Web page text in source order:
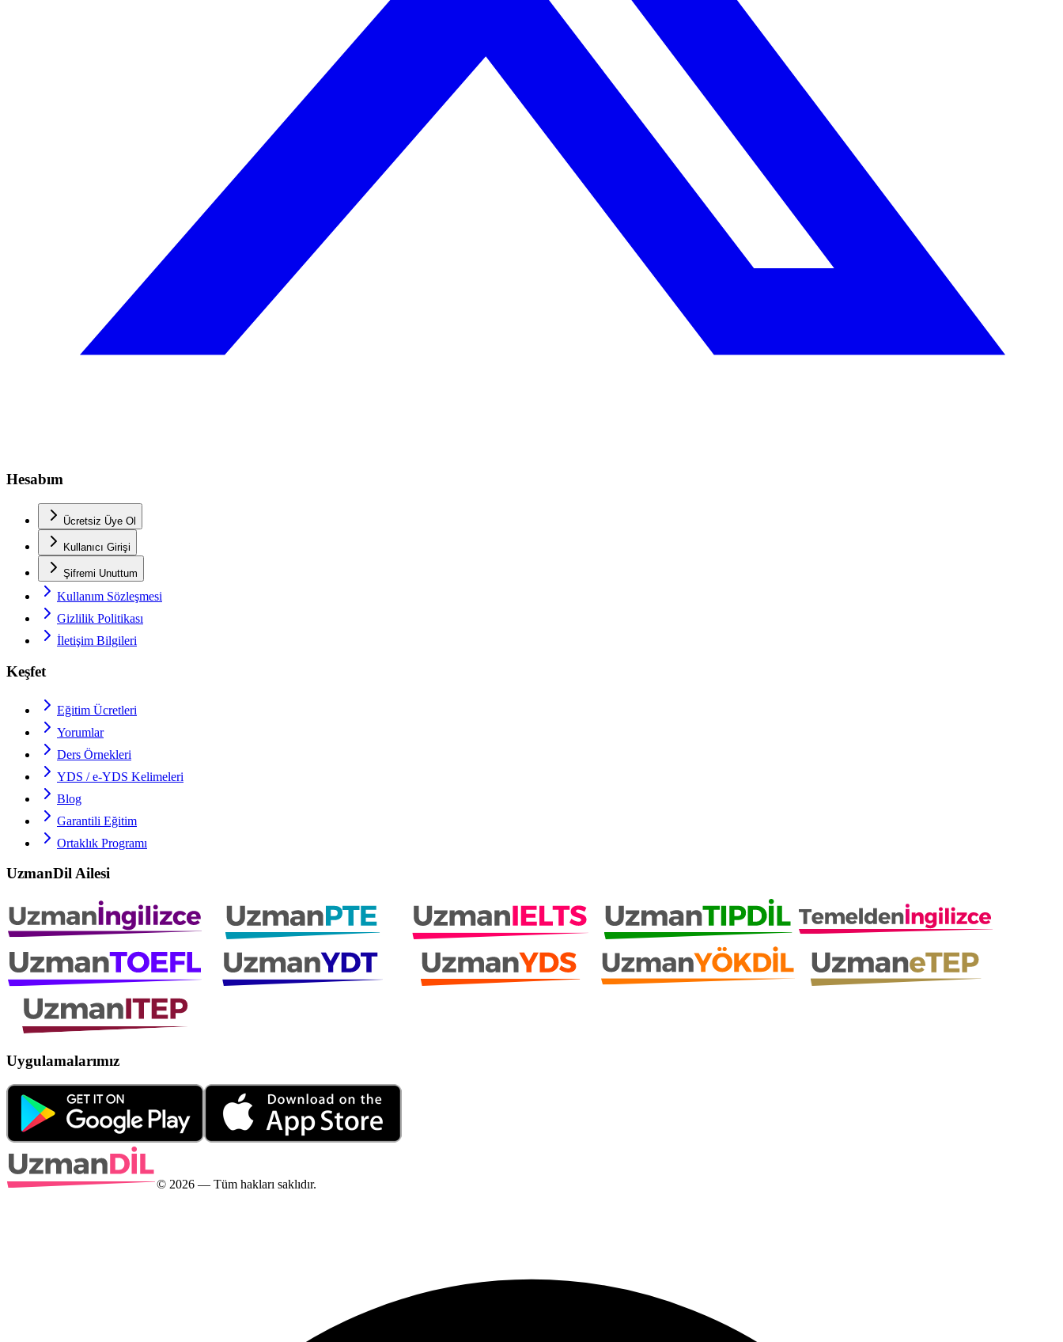
Hesabım
Ücretsiz Üye Ol
Kullanıcı Girişi
Şifremi Unuttum
Kullanım Sözleşmesi
Gizlilik Politikası
İletişim Bilgileri
Keşfet
Eğitim Ücretleri
Yorumlar
Ders Örnekleri
YDS / e-YDS Kelimeleri
Blog
Garantili Eğitim
Ortaklık Programı
UzmanDil Ailesi
Uygulamalarımız
© 2026 — Tüm hakları saklıdır.